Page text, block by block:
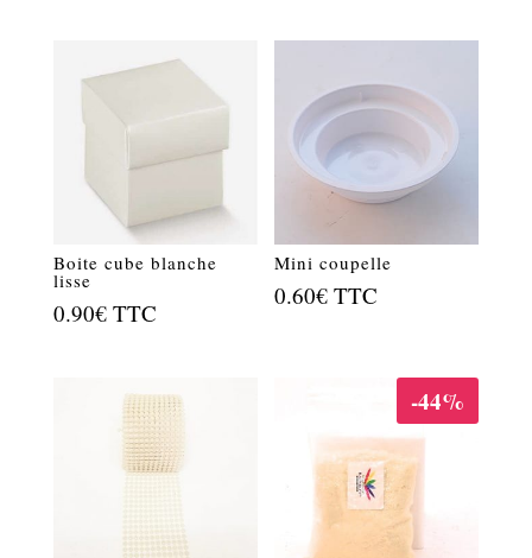
Boite cube blanche
lisse
0.90€ TTC
Mini coupelle
0.60€ TTC
-44%